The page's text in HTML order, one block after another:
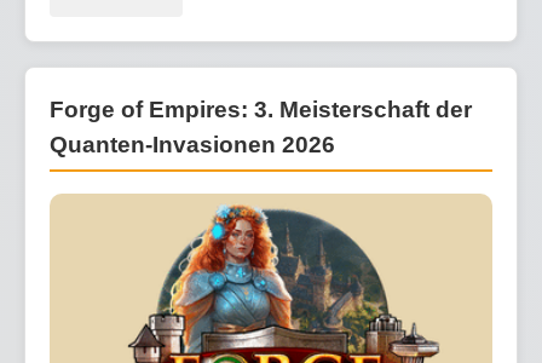
Forge of Empires: 3. Meisterschaft der
Quanten-Invasionen 2026